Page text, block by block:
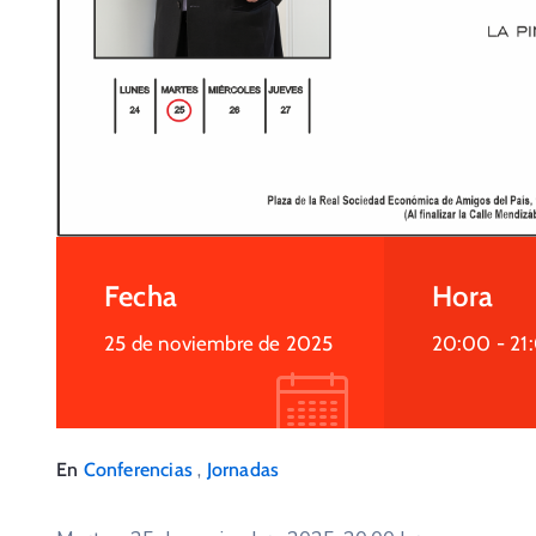
Fecha
25 de noviembre de 2025
Hora
20:00 -
En Conferencias ,Jornadas